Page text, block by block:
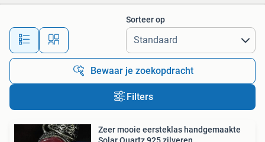
Alle afstanden…
Sorteer op
Bewaar je zoekopdracht
Filters
Zeer mooie eersteklas handgemaakte